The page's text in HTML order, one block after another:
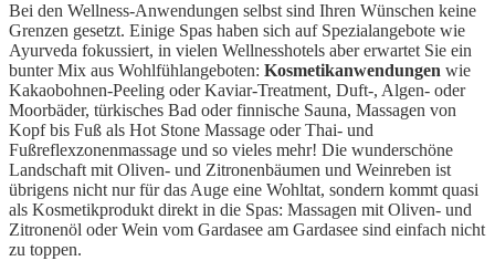
Bei den Wellness-Anwendungen selbst sind Ihren Wünschen keine
Grenzen gesetzt. Einige Spas haben sich auf Spezialangebote wie
Ayurveda fokussiert, in vielen Wellnesshotels aber erwartet Sie ein
bunter Mix aus Wohlfühlangeboten: Kosmetikanwendungen wie
Kakaobohnen-Peeling oder Kaviar-Treatment, Duft-, Algen- oder
Moorbäder, türkisches Bad oder finnische Sauna, Massagen von
Kopf bis Fuß als Hot Stone Massage oder Thai- und
Fußreflexzonenmassage und so vieles mehr! Die wunderschöne
Landschaft mit Oliven- und Zitronenbäumen und Weinreben ist
übrigens nicht nur für das Auge eine Wohltat, sondern kommt quasi
als Kosmetikprodukt direkt in die Spas: Massagen mit Oliven- und
Zitronenöl oder Wein vom Gardasee am Gardasee sind einfach nicht
zu toppen.